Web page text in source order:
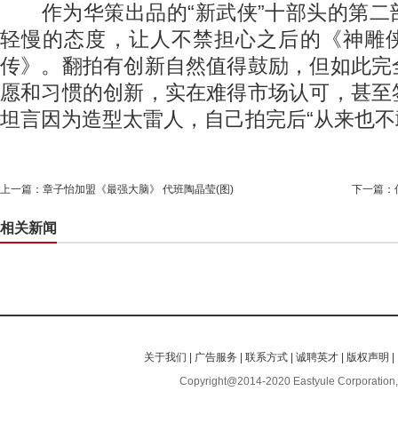
作为华策出品的“新武侠”十部头的第二
轻慢的态度，让人不禁担心之后的《神雕
传》。翻拍有创新自然值得鼓励，但如此
愿和习惯的创新，实在难得市场认可，甚
坦言因为造型太雷人，自己拍完后“从来也不
上一篇： 章子怡加盟《最强大脑》 代班陶晶莹(图) 下一篇：
相关新闻
关于我们 广告服务 |联系方式 |诚聘英才 版权声明
Copyright@2014-2020 Eastyule